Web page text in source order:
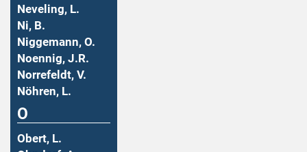
Neveling, L.
Ni, B.
Niggemann, O.
Noennig, J.R.
Norrefeldt, V.
Nöhren, L.
O
Obert, L.